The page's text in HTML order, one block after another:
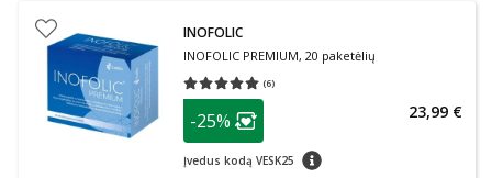
INOFOLIC
INOFOLIC PREMIUM, 20 paketėlių
(6)
Vidutinis įvertinimas 5.00
patarimas
Lojalumo klubo narių nuolaida
-25%
Įvedus kodą VESK25 patarimas
23,99 €